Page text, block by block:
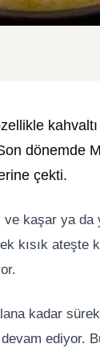
dönemde
çekti.
ve kaşar ya
kısık ateşte
kadar
ediyor.